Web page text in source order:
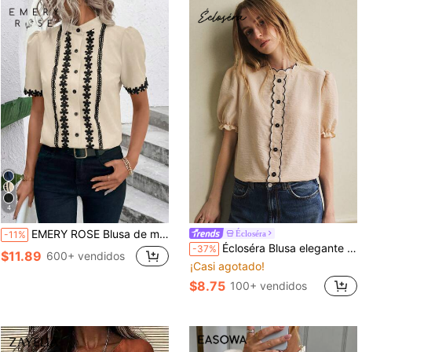
4
-11% EMERY ROSE Blusa de mujer con cuello de encaje color albaricoque y manga corta
$11.89 600+ vendidos
Écloséra
-37% Écloséra Blusa elegante y casual con mangas cortas, cuello con volantes bordados y decoración de botones para mujer, primavera/verano
¡Casi agotado!
$8.75 100+ vendidos